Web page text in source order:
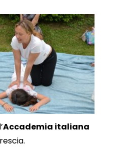
Accademia italiana